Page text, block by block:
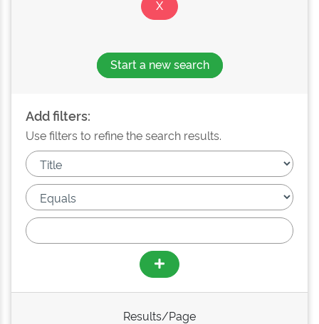
Start a new search
Add filters:
Use filters to refine the search results.
Results/Page